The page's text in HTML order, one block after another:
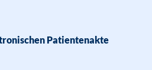
Patientenakte